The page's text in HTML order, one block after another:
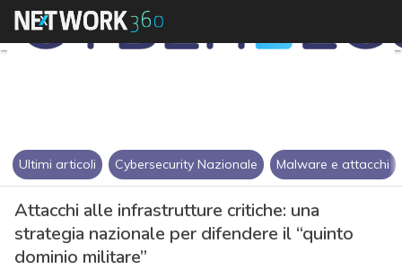
Ultimi articoli Cybersecurity Nazionale Malware e attacchi
Attacchi alle infrastrutture critiche: una
strategia nazionale per difendere il “quinto
dominio militare”